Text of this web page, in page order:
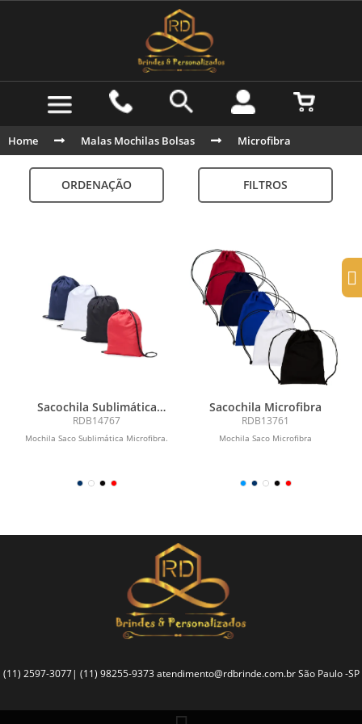
Home Malas Mochilas Bolsas Microfibra
ORDENAÇÃO FILTROS
Sacochila Sublimática
Microfibra
RDB14767
Mochila Saco Sublimática Microfibra.
Sacochila Microfibra
RDB13761
Mochila Saco Microfibra
(11) 2597-3077| (11) 98255-9373 atendimento@rdbrinde.com.br São Paulo -SP